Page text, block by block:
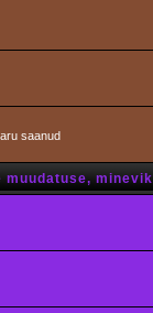
saanud
muudatuse,